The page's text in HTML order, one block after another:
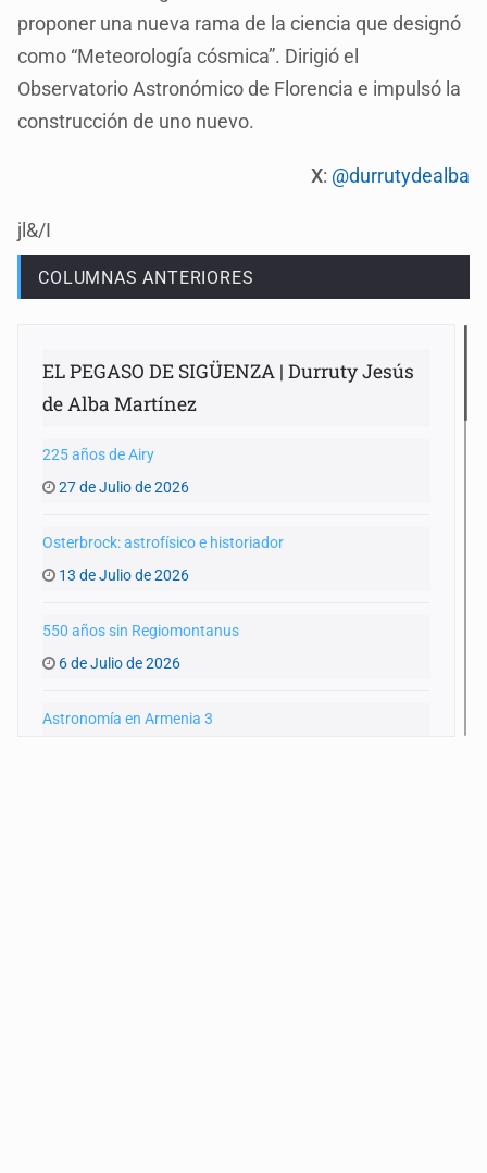
proponer una nueva rama de la ciencia que designó
como “Meteorología cósmica”. Dirigió el
Observatorio Astronómico de Florencia e impulsó la
construcción de uno nuevo.
X: @durrutydealba
jl&/I
COLUMNAS ANTERIORES
EL PEGASO DE SIGÜENZA | Durruty Jesús
de Alba Martínez
225 años de Airy
27 de Julio de 2026
Osterbrock: astrofísico e historiador
13 de Julio de 2026
550 años sin Regiomontanus
6 de Julio de 2026
Astronomía en Armenia 3